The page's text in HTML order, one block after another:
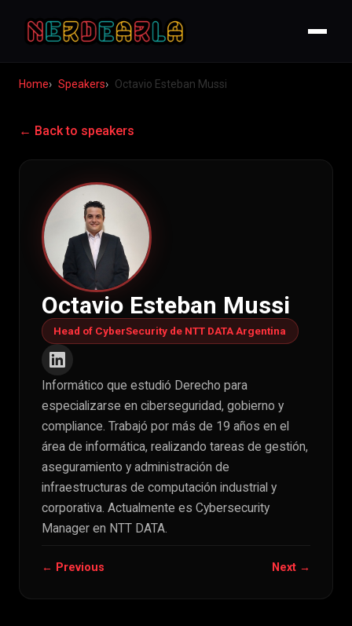
Home Speakers Octavio Esteban Mussi
← Back to speakers
Octavio Esteban Mussi
Head of CyberSecurity de NTT DATA Argentina
Informático que estudió Derecho para
especializarse en ciberseguridad, gobierno y
compliance. Trabajó por más de 19 años en el
área de informática, realizando tareas de gestión,
aseguramiento y administración de
infraestructuras de computación industrial y
corporativa. Actualmente es Cybersecurity
Manager en NTT DATA.
← Previous Next →